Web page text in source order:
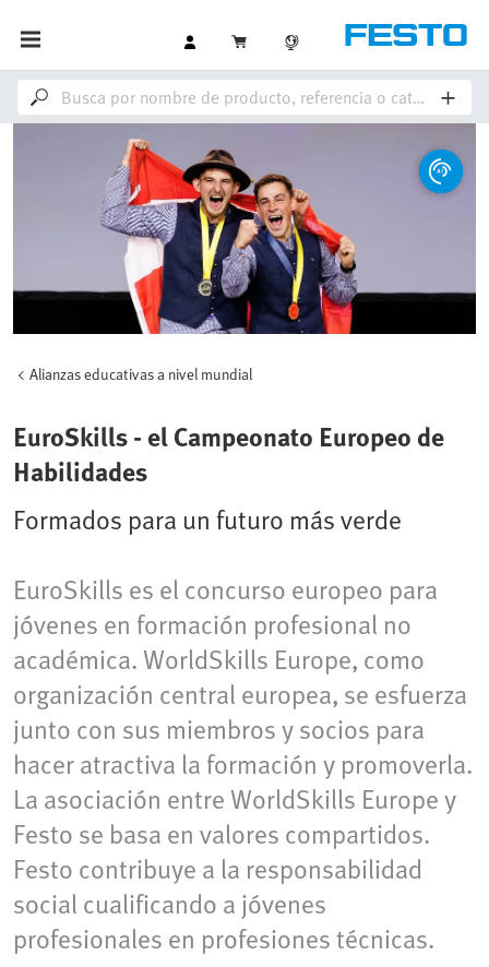
Alianzas educativas a nivel mundial
EuroSkills - el Campeonato Europeo de
Habilidades
Formados para un futuro más verde
EuroSkills es el concurso europeo para
jóvenes en formación profesional no
académica. WorldSkills Europe, como
organización central europea, se esfuerza
junto con sus miembros y socios para
hacer atractiva la formación y promoverla.
La asociación entre WorldSkills Europe y
Festo se basa en valores compartidos.
Festo contribuye a la responsabilidad
social cualificando a jóvenes
profesionales en profesiones técnicas.